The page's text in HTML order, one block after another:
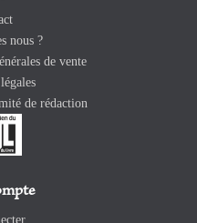
nous ?
de vente
de rédaction